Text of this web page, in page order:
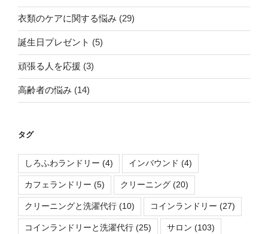
衣類のケアに関する悩み (29)
誕生日プレゼント (5)
頑張る人を応援 (3)
高齢者の悩み (14)
タグ
しろふわランドリー (4) インバウンド (4)
カフェランドリー (5) クリーニング (20)
クリーニングと洗濯代行 (10) コインランドリー (27)
コインランドリーと洗濯代行 (25) サロン (103)